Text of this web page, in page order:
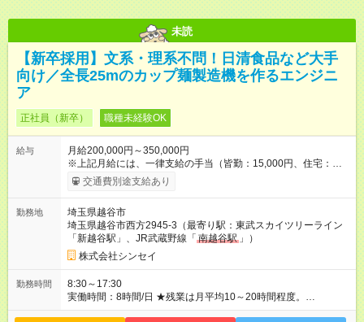
未読
【新卒採用】文系・理系不問！日清食品など大手
向け／全長25mのカップ麺製造機を作るエンジニ
ア
正社員（新卒） 職種未経験OK
給与
月給200,000円～350,000円
※上記月給には、一律支給の手当（皆勤：15,000円、住宅：
15,000円）を含む。その他、残業代や通勤手当、家族手当など
も支給します。 ★おトクに海外旅行気分！？
費や宿泊費はもちろん、別途「出張手当」も支給します。ご当
地グルメやお土産にも、気兼ねなくお金を使えますよ。 【試用
期間】試用期間あり 試用期間の長さ：6ヶ月 雇用形態、給与は
本採用時と同じです。
交通費別途支給あり
勤務地
埼玉県越谷市
埼玉県越谷市西方2945-3（最寄り駅：東武スカイツリーライン
「新越谷駅」、JR武蔵野線「 南越谷駅 」）
株式会社シンセイ
勤務時間
8:30～17:30
実働時間：8時間/日 ★残業は月平均10～20時間程度。
―――――――――――― 納期が落ち着いている時期は定時退